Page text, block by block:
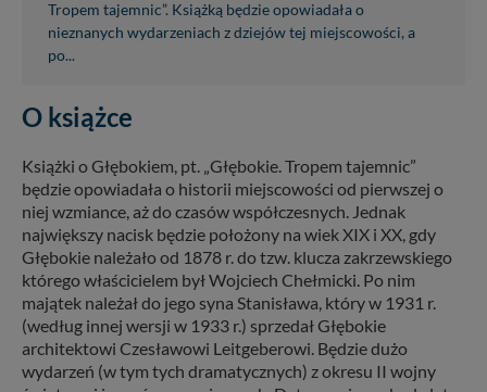
Tropem tajemnic”. Książką będzie opowiadała o
nieznanych wydarzeniach z dziejów tej miejscowości, a
po...
O książce
Książki o Głębokiem, pt. „Głębokie. Tropem tajemnic”
będzie opowiadała o historii miejscowości od pierwszej o
niej wzmiance, aż do czasów współczesnych. Jednak
największy nacisk będzie położony na wiek XIX i XX, gdy
Głębokie należało od 1878 r. do tzw. klucza zakrzewskiego
którego właścicielem był Wojciech Chełmicki. Po nim
majątek należał do jego syna Stanisława, który w 1931 r.
(według innej wersji w 1933 r.) sprzedał Głębokie
architektowi Czesławowi Leitgeberowi. Będzie dużo
wydarzeń (w tym tych dramatycznych) z okresu II wojny